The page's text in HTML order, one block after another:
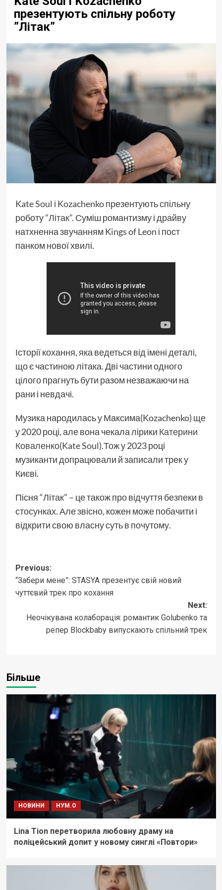
презентують спільну роботу
”Літак”
Kate Soul і Kozachenkoпрезентують спільну
роботу”Літак”. Суміш романтизму і драйву
натхненна звучанням Kings of Leon і пост
панком нової хвилі.
Історії кохання, яка ведеться від імені деталі,
що є частиною літака. Дві частини одного
цілого прагнуть бути разом незважаючи на
рани і невдачі.
Музика народилась у Максима(Kozachenko) ще
у 2020 році, але вона чекала лірики Катерини
Коваленко(Kate Soul).Тож у 2023 році
музиканти допрацювали й записали трек у
Києві.
Пісня “Літак” – це також про відчуття безпеки в
стосунках. Але звісно, кожен може побачити і
відкрити свою власну суть в почутому.
Post
navigation
Previous:
“Забери мене”: STASYA презентує свій новий
чуттєвий трек про кохання
Next:
Неочікувана колаборація: романтик Golubenko та
репер Blockbaby випускають спільний трек
Більше
НОВИНИ НУМ.О
Lina Tion перетворила любовну драму на
поліцейський допит у новому синглі «Повтори»